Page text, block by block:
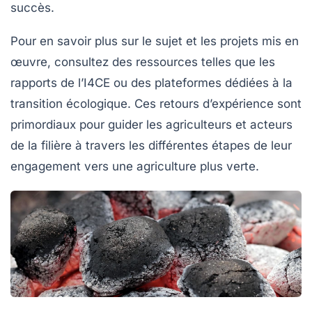
succès.
Pour en savoir plus sur le sujet et les projets mis en
œuvre, consultez des ressources telles que les
rapports de l’I4CE ou des plateformes dédiées à la
transition écologique. Ces retours d’expérience sont
primordiaux pour guider les agriculteurs et acteurs
de la filière à travers les différentes étapes de leur
engagement vers une agriculture plus verte.